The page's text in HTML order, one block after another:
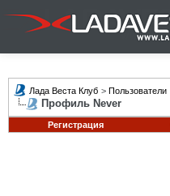
Лада Веста Клуб > Пользователи
Профиль Never
Регистрация